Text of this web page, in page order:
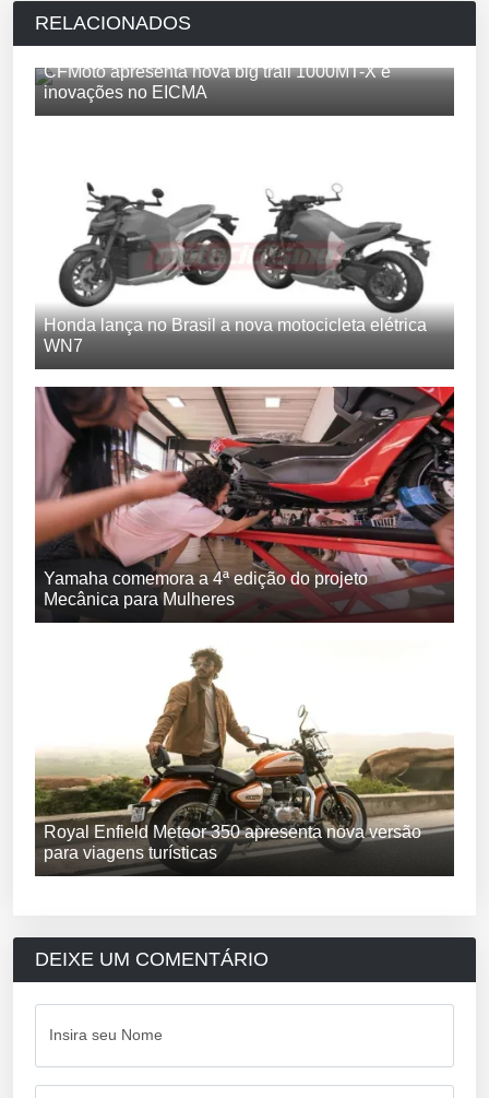
RELACIONADOS
CFMoto apresenta nova big trail 1000MT-X e
inovações no EICMA
Honda lança no Brasil a nova motocicleta elétrica
WN7
Yamaha comemora a 4ª edição do projeto
Mecânica para Mulheres
Royal Enfield Meteor 350 apresenta nova versão
para viagens turísticas
DEIXE UM COMENTÁRIO
Insira seu Nome